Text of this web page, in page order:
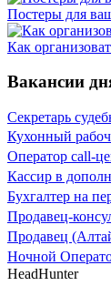
Постеры для
Как
Вакансии
Секретарь
Кухонный
Оператор call-
Кассир в
Бухгалтер на
Продавец-
Продавец
Ночной
HeadHunter